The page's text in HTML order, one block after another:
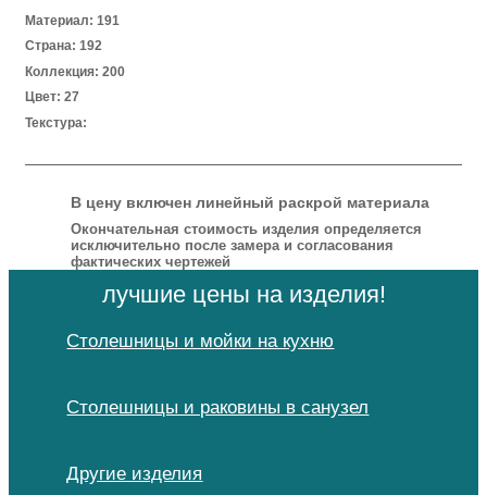
Материал: 191
Страна: 192
Коллекция: 200
Цвет: 27
Текстура:
В цену включен линейный раскрой материала
Окончательная стоимость изделия определяется
исключительно после замера и согласования
фактических чертежей
лучшие цены на изделия!
Столешницы и мойки на кухню
Столешницы и раковины в санузел
Другие изделия